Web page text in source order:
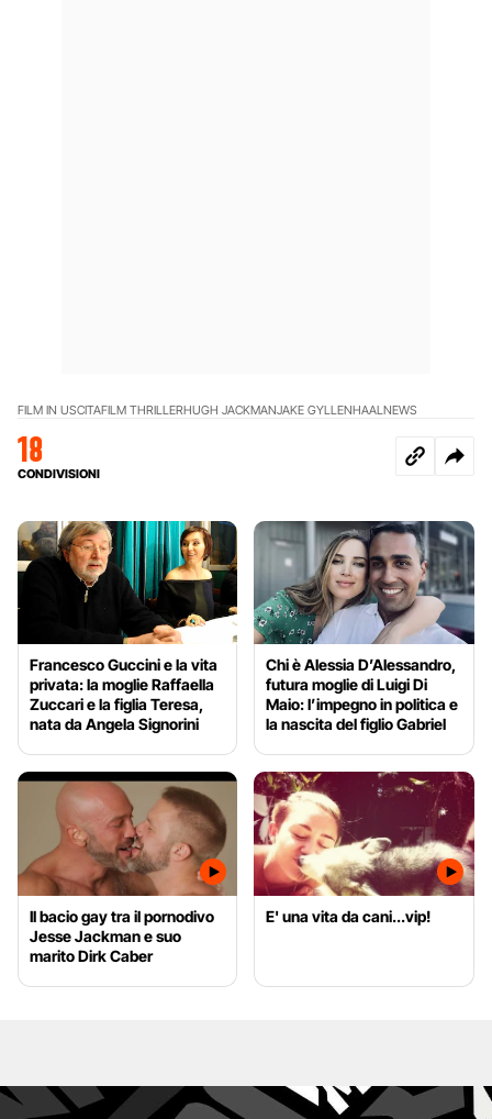
FILM IN USCITAFILM THRILLERHUGH JACKMANJAKE GYLLENHAAL NEWS
18
CONDIVISIONI
Francesco Guccini e la vita
privata: la moglie Raffaella
Zuccari e la figlia Teresa,
nata da Angela Signorini
Chi è Alessia D’Alessandro,
futura moglie di Luigi Di
Maio: l’impegno in politica e
la nascita del figlio Gabriel
Il bacio gay tra il pornodivo
Jesse Jackman e suo
marito Dirk Caber
E' una vita da cani...vip!